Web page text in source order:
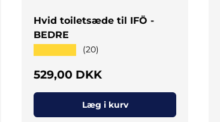
Hvid toiletsæde til IFÖ -
BEDRE
(20)
Normal pris
529,00 DKK
Læg i kurv